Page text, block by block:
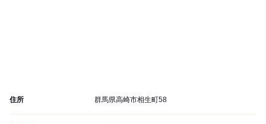
住所 群馬県高崎市相生町58